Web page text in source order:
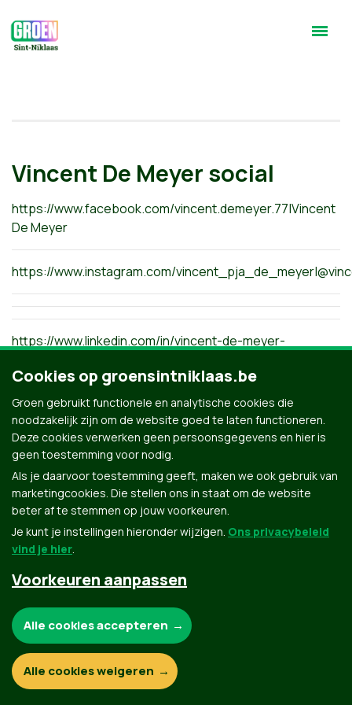
Vincent De Meyer social
https://www.facebook.com/vincent.demeyer.77|Vincent
De Meyer
https://www.instagram.com/
https://www.linkedin.com/in/vincent-de-meyer-
mailto:vdemeyer@gmail.com|vdemeyer@gmail.com
© Copyright Groen 2026 | Gemaakt met NationBuilder
Cookies op groensintniklaas.be
Groen gebruikt functionele en analytische cookies die
noodzakelijk zijn om de website goed te laten functioneren.
Deze cookies verwerken geen persoonsgegevens en hier is
geen toestemming voor nodig.
Als je daarvoor toestemming geeft, maken we ook gebruik van
marketingcookies. Die stellen ons in staat om de website
beter af te stemmen op jouw voorkeuren.
Je kunt je instellingen hieronder wijzigen. Ons privacybeleid
vind je hier.
Voorkeuren aanpassen
Functionele en analytische cookies:
Alle cookies accepteren
Alle cookies weigeren